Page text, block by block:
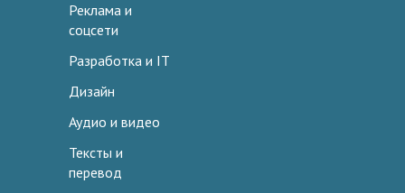
Реклама и
соцсети
Разработка и IT
Дизайн
Аудио и видео
Тексты и
перевод